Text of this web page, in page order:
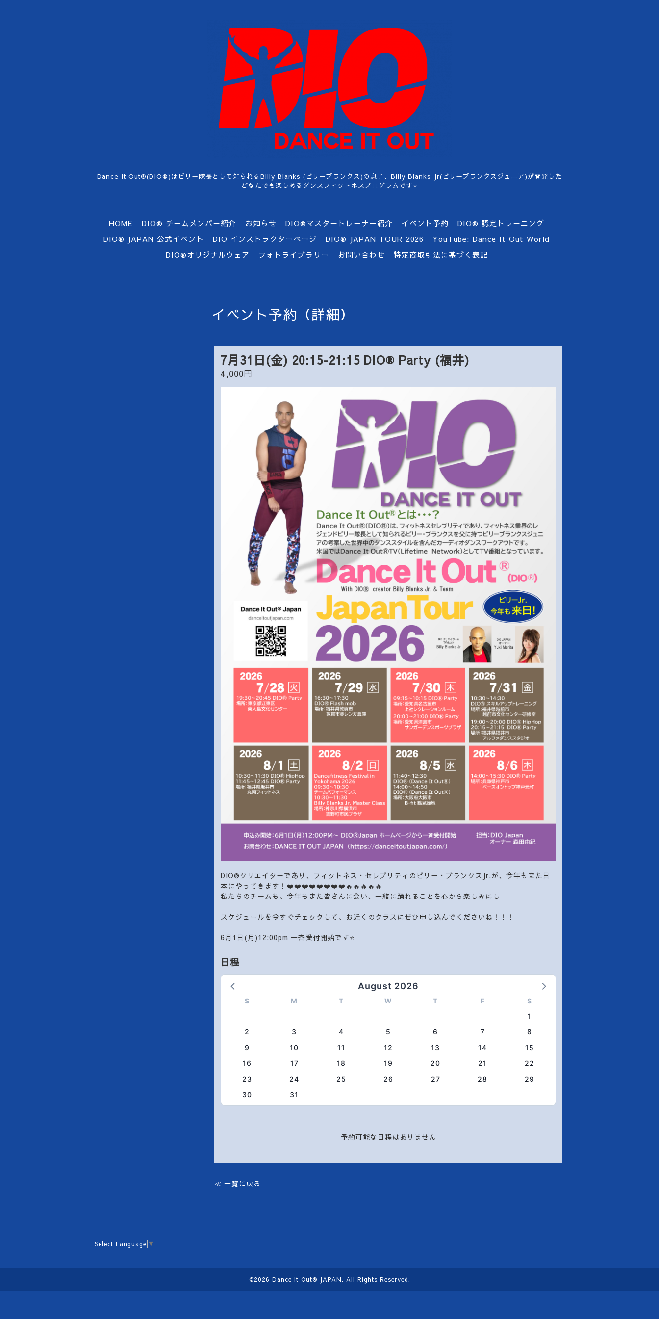
Dance It Out®︎(DIO®︎)はビリー隊長として知られるBilly Blanks (ビリーブランクス)の息子、Billy Blanks Jr(ビリーブランクスジュニア)が開発した
どなたでも楽しめるダンスフィットネスプログラムです⭐️
HOME DIO®︎ チームメンバー紹介 お知らせ DIO®マスタートレーナー紹介 イベント予約
DIO®︎ 認定トレーニング
DIO® JAPAN 公式イベント
DIO インストラクターページ DIO®︎ JAPAN TOUR 2026
YouTube: Dance It Out World
DIO®オリジナルウェア
フォトライブラリー お問い合わせ 特定商取引法に基づく表記
イベント予約（詳細）
7月31日(金) 20:15-21:15 DIO®︎ Party (福井)
4,000円
DIO®︎クリエイターであり、フィットネス・セレブリティのビリー・ブランクスJr.が、今年もまた日
本にやってきます！❤️❤️❤️❤️❤️❤️❤️❤️🔥🔥🔥🔥🔥
私たちのチームも、今年もまた皆さんに会い、一緒に踊れることを心から楽しみにし
スケジュールを今すぐチェックして、お近くのクラスにぜひ申し込んでくださいね！！！
6月1日(月)12:00pm 一斉受付開始です⭐️
日程
August 2026
S M T W T F
S
1
2
3 4 5 6 7
8
9
10 11 12 13 14
15
16
17 18 19 20 21
22
23
24 25 26 27 28
29
30
31
予約可能な日程はありません
≪ 一覧に戻る
Select Language ▼
©2026 Dance It Out®︎ JAPAN. All Rights Reserved.